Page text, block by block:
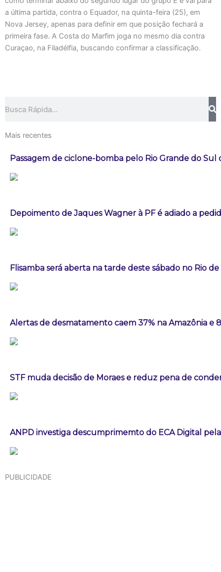
a última partida, contra o Equador, na quinta-feira (25), em
Nova Jersey, apenas para definir em que posição fechará a
primeira fase. A Costa do Marfim joga no mesmo dia contra
Curaçao, na Filadélfia, buscando confirmar a classificação.
Mais recentes
Passagem de ciclone-bomba pelo Rio Grande do
Depoimento de Jaques Wagner à PF é adiado a
Flisamba será aberta na tarde deste sábado no Rio
Alertas de desmatamento caem 37% na Amazônia e
STF muda decisão de Moraes e reduz pena de
ANPD investiga descumprimemto do ECA Digital
PUBLICIDADE